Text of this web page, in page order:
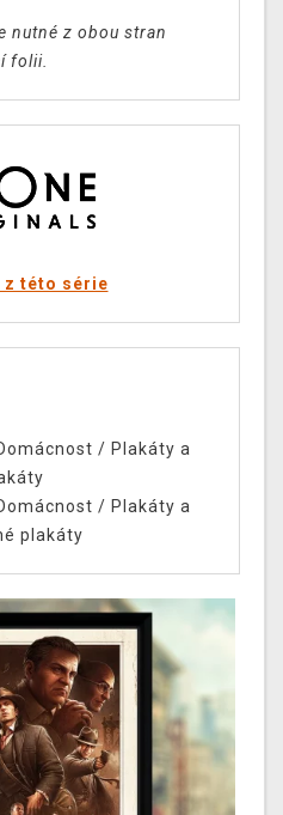
nutné z obou stran
folii.
z této série
/ Plakáty a
/ Plakáty a
plakáty